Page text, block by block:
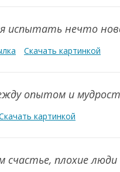
испытать нечто
Скачать картинкой
опытом и
картинкой
счастье, плохие